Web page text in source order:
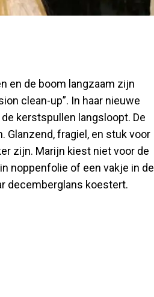
en de boom langzaam zijn
clean-up”. In haar nieuwe
kerstspullen langsloopt. De
Glanzend, fragiel, en stuk voor
zijn. Marijn kiest niet voor de
noppenfolie of een vakje in de
decemberglans koestert.